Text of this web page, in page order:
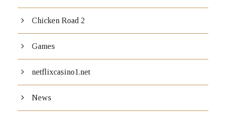
Chicken Road 2
Games
netflixcasino1.net
News